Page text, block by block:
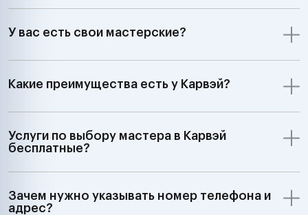
У вас есть свои мастерские?
Какие преимущества есть у Карвэй?
Услуги по выбору мастера в Карвэй
бесплатные?
Зачем нужно указывать номер телефона и
адрес?